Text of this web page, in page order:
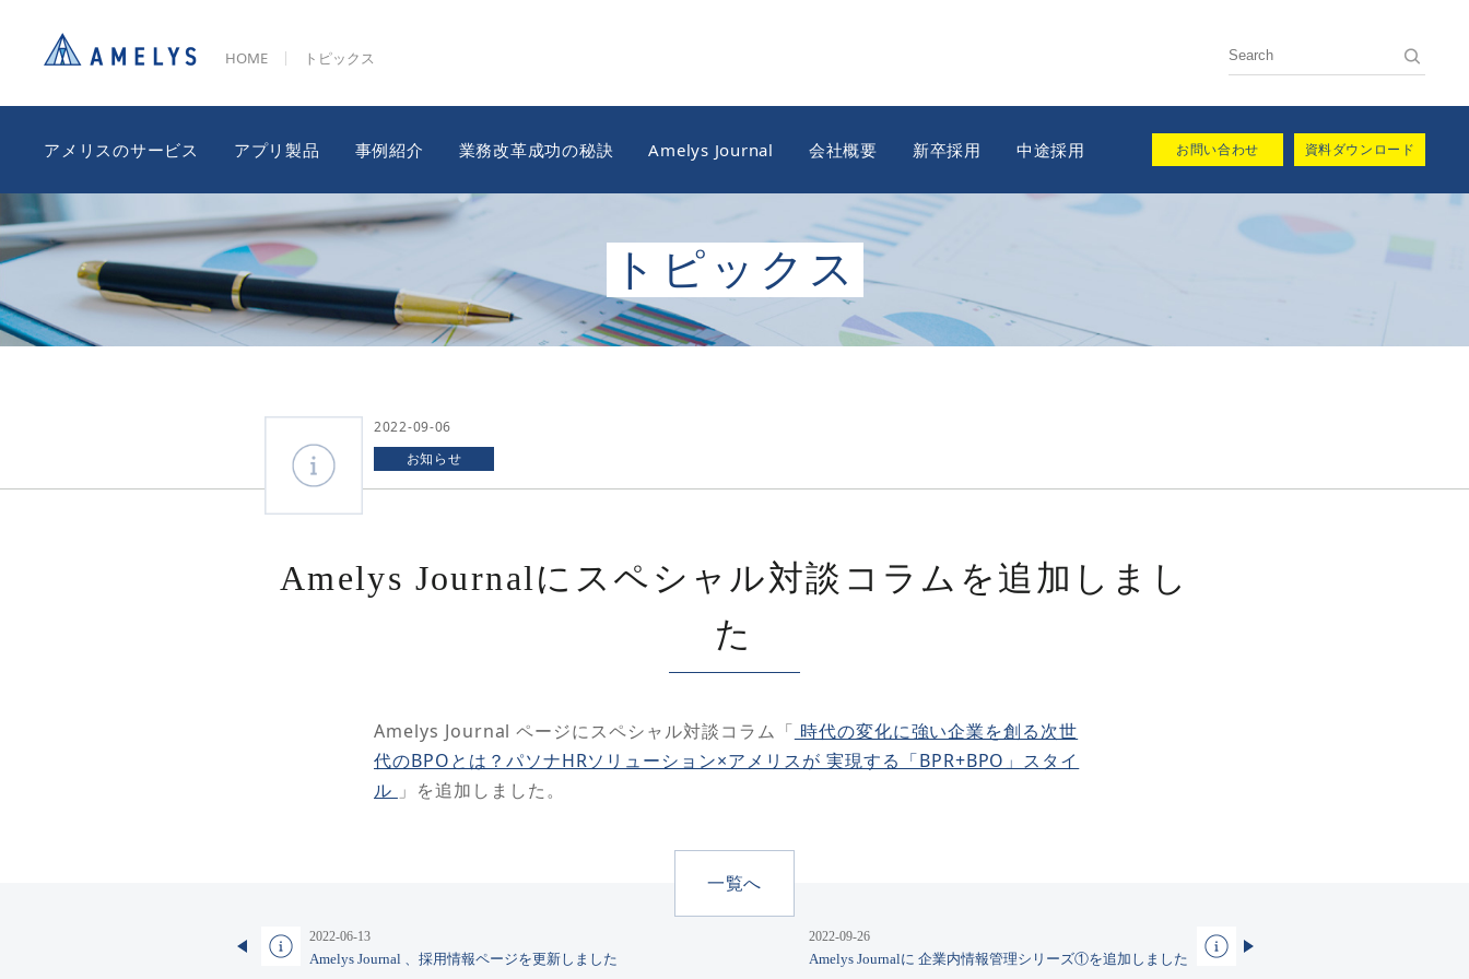
HOME トピックス
アメリスのサービス アプリ製品 事例紹介 業務改革成功の秘訣 Amelys Journal 会社概要 新卒採用 中途採用 お問い合わせ 資料ダウンロード
トピックス
2022-09-06
お知らせ
Amelys Journalにスペシャル対談コラムを追加しまし
た
Amelys Journal ページにスペシャル対談コラム「 時代の変化に強い企業を創る次世
代のBPOとは？パソナHRソリューション×アメリスが 実現する「BPR+BPO」スタイ
ル 」を追加しました。
一覧へ
2022-06-13
Amelys Journal 、採用情報ページを更新しました
2022-09-26
Amelys Journalに 企業内情報管理シリーズ①を追加しました